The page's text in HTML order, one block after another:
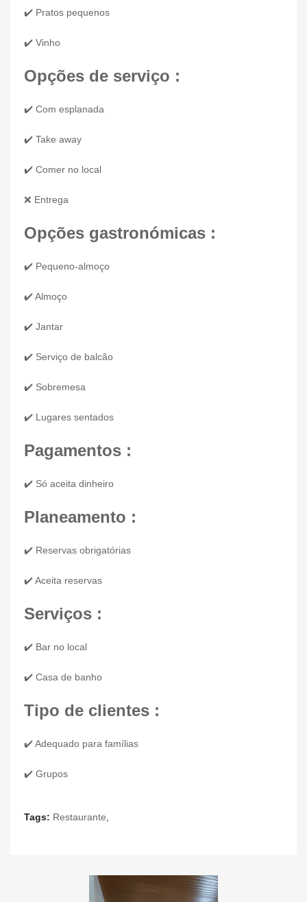
✔️ Pratos pequenos
✔️ Vinho
Opções de serviço :
✔️ Com esplanada
✔️ Take away
✔️ Comer no local
❌ Entrega
Opções gastronómicas :
✔️ Pequeno-almoço
✔️ Almoço
✔️ Jantar
✔️ Serviço de balcão
✔️ Sobremesa
✔️ Lugares sentados
Pagamentos :
✔️ Só aceita dinheiro
Planeamento :
✔️ Reservas obrigatórias
✔️ Aceita reservas
Serviços :
✔️ Bar no local
✔️ Casa de banho
Tipo de clientes :
✔️ Adequado para famílias
✔️ Grupos
Tags: Restaurante